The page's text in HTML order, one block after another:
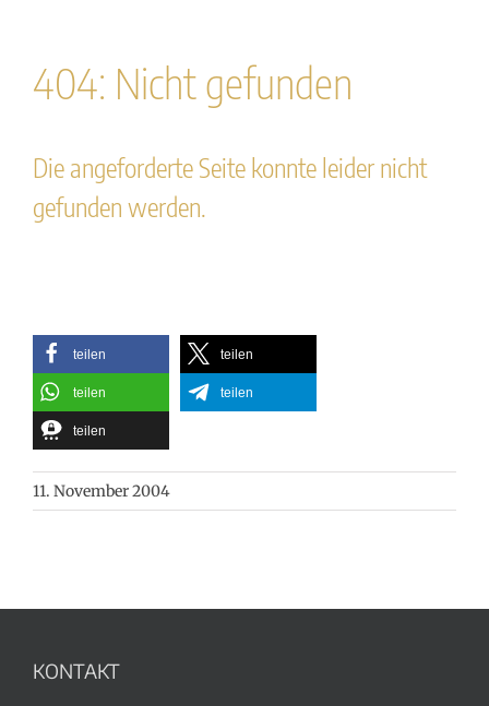
404: Nicht gefunden
Die angeforderte Seite konnte leider nicht
gefunden werden.
teilen teilen
teilen teilen
teilen
11. November 2004
KONTAKT